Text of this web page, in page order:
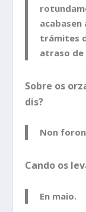
acabasen
trámites
atraso de
Sobre os
dis?
Non
Cando os
En maio.